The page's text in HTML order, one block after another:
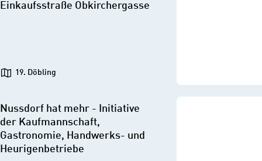
Einkaufsstraße Obkirchergasse
19. Döbling
Nussdorf hat mehr - Initiative
der Kaufmannschaft,
Gastronomie, Handwerks- und
Heurigenbetriebe